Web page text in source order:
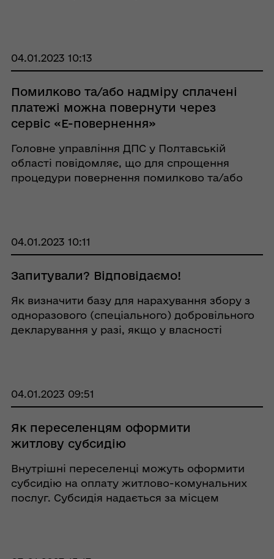
...
04.01.2023 10:13
Помилково та/або надміру сплачені
платежі можна повернути через
сервіс «Е-повернення»
Головне управління ДПС у Полтавській
області повідомляє, що для спрощення
процедури повернення помилково та/або
заяву на п ...
04.01.2023 10:11
Запитували? Відповідаємо!
Як визначити базу для нарахування збору з
одноразового (спеціального) добровільного
декларування у разі, якщо у власності
гектара? ...
04.01.2023 09:51
Як переселенцям оформити
житлову субсидію
Внутрішні переселенці можуть оформити
субсидію на оплату житлово-комунальних
послуг. Субсидія надається за місцем
домогосподарства зазначається за ...